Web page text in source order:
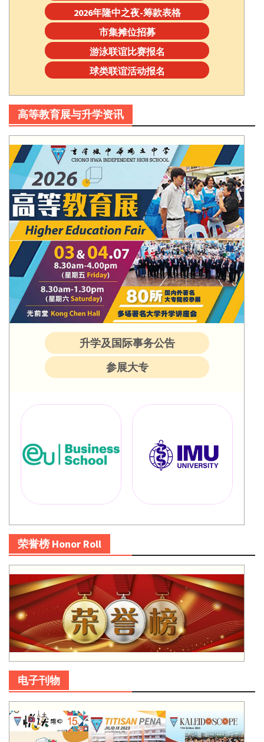
2026年隆中之夜-筹款表格
市集摊位招募
游泳联谊比赛报名
球类联谊活动报名
高等教育展与升学资讯
升学及国际事务公告
参展大专
荣誉榜 Honor Roll
电子刊物